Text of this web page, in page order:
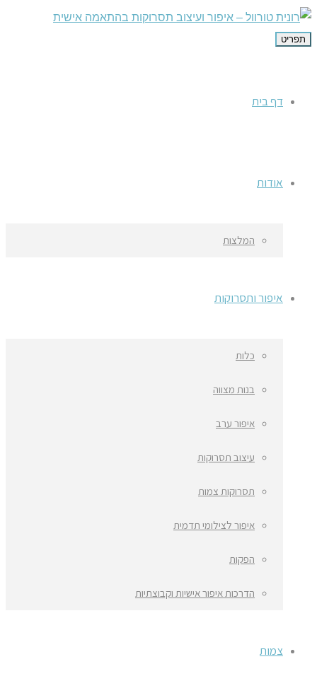
תפריט
דף בית
אודות
המלצות
איפור ותסרוקות
כלות
בנות מצווה
איפור ערב
עיצוב תסרוקות
תסרוקות צמות
איפור לצילומי תדמית
הפקות
הדרכות איפור אישיות וקבוצתיות
צמות